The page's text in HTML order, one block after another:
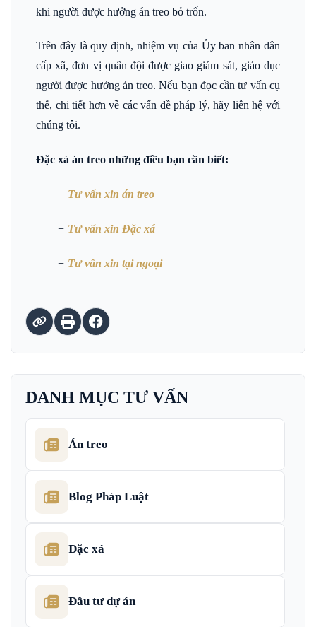
DANH MỤC TƯ VẤN
Án treo
Blog Pháp Luật
Đặc xá
Đầu tư dự án
khi người được hưởng án treo bỏ trốn.
Trên đây là quy định, nhiệm vụ của Ủy ban nhân dân
cấp xã, đơn vị quân đội được giao giám sát, giáo dục
người được hưởng án treo. Nếu bạn đọc cần tư vấn cụ
thể, chi tiết hơn về các vấn đề pháp lý, hãy liên hệ với
chúng tôi.
Đặc xá án treo những điều bạn cần biết:
+ Tư vấn xin án treo
+ Tư vấn xin Đặc xá
+ Tư vấn xin tại ngoại